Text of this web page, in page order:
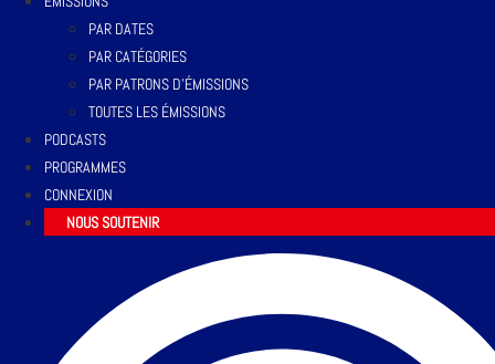
PAR DATES
PAR CATÉGORIES
PAR PATRONS D’ÉMISSIONS
TOUTES LES ÉMISSIONS
PODCASTS
PROGRAMMES
CONNEXION
NOUS SOUTENIR